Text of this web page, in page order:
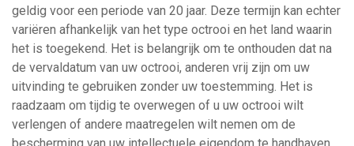
geldig voor een periode van 20 jaar. Deze termijn kan echter
variëren afhankelijk van het type octrooi en het land waarin
het is toegekend. Het is belangrijk om te onthouden dat na
de vervaldatum van uw octrooi, anderen vrij zijn om uw
uitvinding te gebruiken zonder uw toestemming. Het is
raadzaam om tijdig te overwegen of u uw octrooi wilt
verlengen of andere maatregelen wilt nemen om de